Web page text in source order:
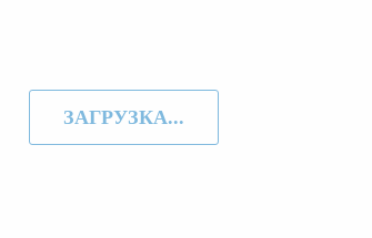
ЗАГРУЗКА...